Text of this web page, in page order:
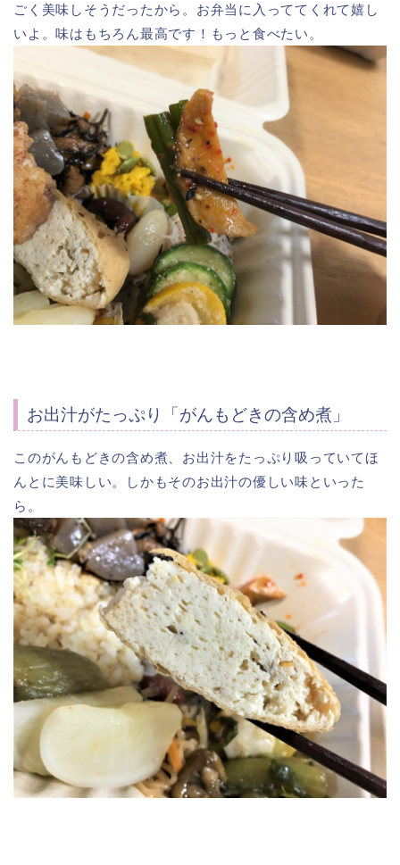
ごく美味しそうだったから。お弁当に入っててくれて嬉し
いよ。味はもちろん最高です！もっと食べたい。
お出汁がたっぷり「がんもどきの含め煮」
このがんもどきの含め煮、お出汁をたっぷり吸っていてほ
んとに美味しい。しかもそのお出汁の優しい味といった
ら。